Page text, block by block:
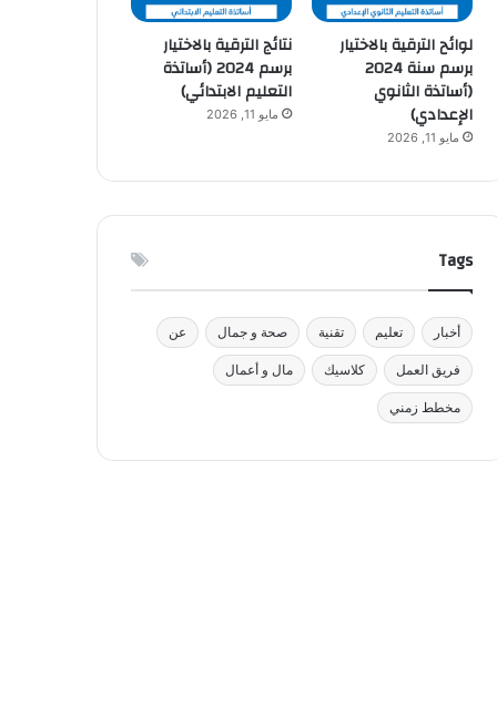
لوائح الترقية بالاختيار
برسم سنة 2024
(أساتذة الثانوي
الإعدادي)
مايو 11, 2026
نتائج الترقية بالاختيار
برسم 2024 (أساتذة
التعليم الابتدائي)
مايو 11, 2026
Tags
أخبار تعليم تقنية صحة و جمال عن
فريق العمل كلاسيك مال و أعمال
مخطط زمني